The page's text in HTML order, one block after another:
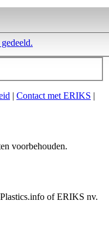
| Contact met ERIKS |
voorbehouden.
of ERIKS nv.